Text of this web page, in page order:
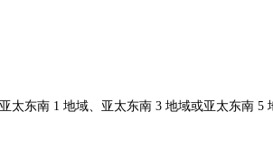
东南 1 地域、亚太东南 3 地域或亚太东南 5